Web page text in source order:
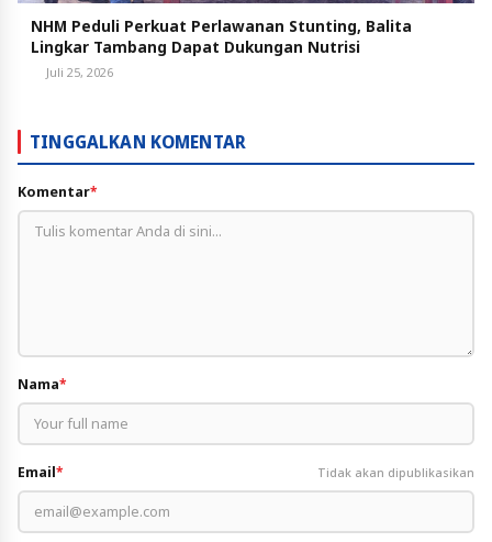
NHM Peduli Perkuat Perlawanan Stunting, Balita
Lingkar Tambang Dapat Dukungan Nutrisi
Juli 25, 2026
TINGGALKAN KOMENTAR
Komentar*
Nama*
Email* Tidak akan dipublikasikan